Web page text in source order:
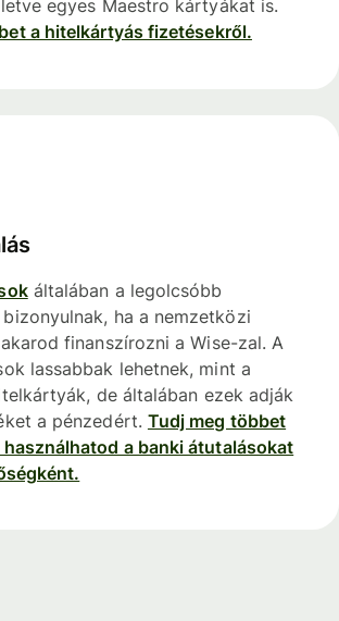
egyes Maestro kártyákat is.
a hitelkártyás fizetésekről.
általában a legolcsóbb
ha a nemzetközi
finanszírozni a Wise-zal. A
lassabbak lehetnek, mint a
de általában ezek adják
a pénzedért. Tudj meg többet
a banki átutalásokat